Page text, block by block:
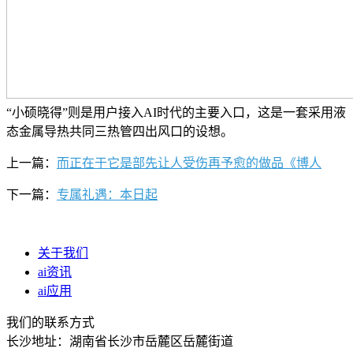
“小硕晓得”则是用户接入AI时代的主要入口，这是一套采用液
态金属导热共同三热管四出风口的设想。
上一篇： 而正在于它是部先让人受伤再予愈的做品《博人
下一篇： 专属礼遇：本日起
关于我们
ai资讯
ai应用
我们的联系方式
长沙地址：湖南省长沙市岳麓区岳麓街道